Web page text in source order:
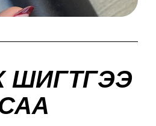
ШИГТГЭЭ